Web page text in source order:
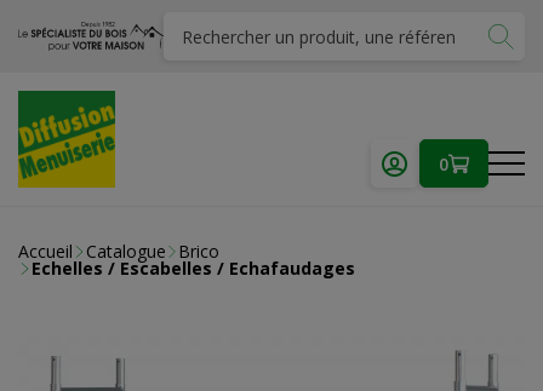
0
Accueil Catalogue Brico
Echelles / Escabelles / Echafaudages